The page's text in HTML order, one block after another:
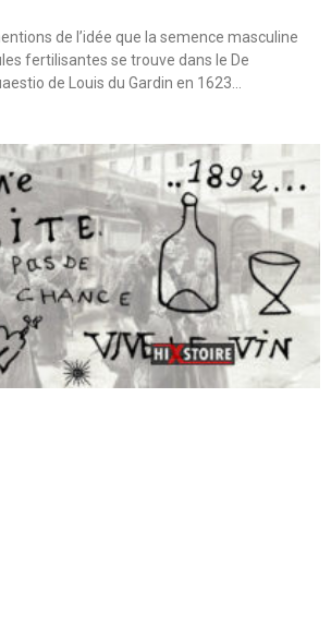
de l’idée que la semence masculine
fertilisantes se trouve dans le De
de Louis du Gardin en 1623…